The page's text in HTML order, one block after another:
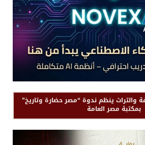
والتراث ينظم ندوة “مصر حضارة وتاريخ”
بمكتبة مصر العامة